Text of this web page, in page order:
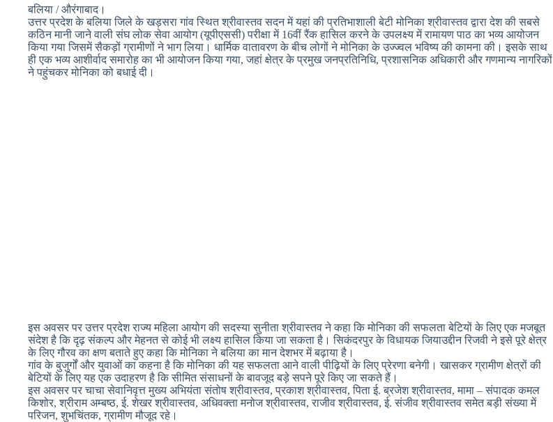
बलिया / औरंगाबाद।
उत्तर प्रदेश के बलिया जिले के खड़सरा गांव स्थित श्रीवास्तव सदन में यहां की प्रतिभाशाली बेटी मोनिका श्रीवास्तव द्वारा देश की सबसे
कठिन मानी जाने वाली संघ लोक सेवा आयोग (यूपीएससी) परीक्षा में 16वीं रैंक हासिल करने के उपलक्ष्य में रामायण पाठ का भव्य आयोजन
किया गया जिसमें सैकड़ों ग्रामीणों ने भाग लिया। धार्मिक वातावरण के बीच लोगों ने मोनिका के उज्ज्वल भविष्य की कामना की। इसके साथ
ही एक भव्य आशीर्वाद समारोह का भी आयोजन किया गया, जहां क्षेत्र के प्रमुख जनप्रतिनिधि, प्रशासनिक अधिकारी और गणमान्य नागरिकों
ने पहुंचकर मोनिका को बधाई दी।
इस अवसर पर उत्तर प्रदेश राज्य महिला आयोग की सदस्या सुनीता श्रीवास्तव ने कहा कि मोनिका की सफलता बेटियों के लिए एक मजबूत
संदेश है कि दृढ़ संकल्प और मेहनत से कोई भी लक्ष्य हासिल किया जा सकता है। सिकंदरपुर के विधायक जियाउद्दीन रिजवी ने इसे पूरे क्षेत्र
के लिए गौरव का क्षण बताते हुए कहा कि मोनिका ने बलिया का मान देशभर में बढ़ाया है।
गांव के बुजुर्गों और युवाओं का कहना है कि मोनिका की यह सफलता आने वाली पीढ़ियों के लिए प्रेरणा बनेगी। खासकर ग्रामीण क्षेत्रों की
बेटियों के लिए यह एक उदाहरण है कि सीमित संसाधनों के बावजूद बड़े सपने पूरे किए जा सकते हैं।
इस अवसर पर चाचा सेवानिवृत्त मुख्य अभियंता संतोष श्रीवास्तव, प्रकाश श्रीवास्तव, पिता ई. ब्रजेश श्रीवास्तव, मामा – संपादक कमल
किशोर, श्रीराम अम्बष्ठ, ई. शेखर श्रीवास्तव, अधिवक्ता मनोज श्रीवास्तव, राजीव श्रीवास्तव, ई. संजीव श्रीवास्तव समेत बड़ी संख्या में
परिजन, शुभचिंतक, ग्रामीण मौजूद रहे।